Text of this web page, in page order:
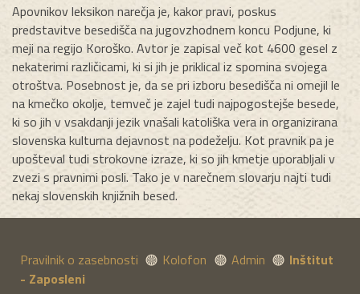
Apovnikov leksikon narečja je, kakor pravi, poskus
predstavitve besedišča na jugovzhodnem koncu Podjune, ki
meji na regijo Koroško. Avtor je zapisal več kot 4600 gesel z
nekaterimi različicami, ki si jih je priklical iz spomina svojega
otroštva. Posebnost je, da se pri izboru besedišča ni omejil le
na kmečko okolje, temveč je zajel tudi najpogostejše besede,
ki so jih v vsakdanji jezik vnašali katoliška vera in organizirana
slovenska kulturna dejavnost na podeželju. Kot pravnik pa je
upošteval tudi strokovne izraze, ki so jih kmetje uporabljali v
zvezi s pravnimi posli. Tako je v narečnem slovarju najti tudi
nekaj slovenskih knjižnih besed.
Pravilnik o zasebnosti Kolofon Admin
Inštitut
- Zaposleni